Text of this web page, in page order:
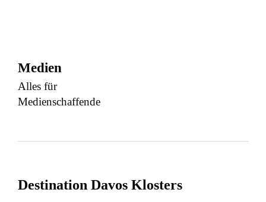
Medien
Alles für
Medienschaffende
Destination Davos Klosters